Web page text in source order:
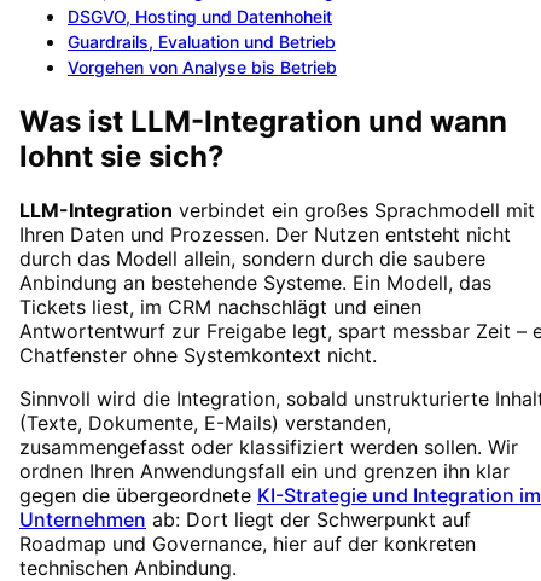
DSGVO, Hosting und Datenhoheit
Guardrails, Evaluation und Betrieb
Vorgehen von Analyse bis Betrieb
Was ist LLM-Integration und wann
lohnt sie sich?
LLM-Integration verbindet ein großes Sprachmodell mit
Ihren Daten und Prozessen. Der Nutzen entsteht nicht
durch das Modell allein, sondern durch die saubere
Anbindung an bestehende Systeme. Ein Modell, das
Tickets liest, im CRM nachschlägt und einen
Antwortentwurf zur Freigabe legt, spart messbar Zeit –
Chatfenster ohne Systemkontext nicht.
Sinnvoll wird die Integration, sobald unstrukturierte
(Texte, Dokumente, E-Mails) verstanden,
zusammengefasst oder klassifiziert werden sollen. Wir
ordnen Ihren Anwendungsfall ein und grenzen ihn klar
gegen die übergeordnete KI-Strategie und Integration im
Unternehmen ab: Dort liegt der Schwerpunkt auf
Roadmap und Governance, hier auf der konkreten
technischen Anbindung.